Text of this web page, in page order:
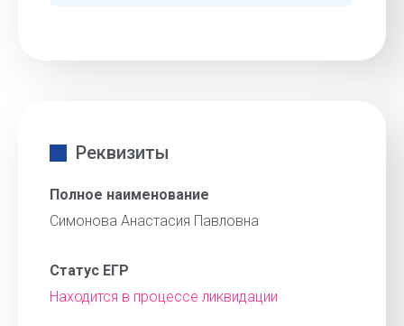
Реквизиты
Полное наименование
Симонова Анастасия Павловна
Статус ЕГР
Находится в процессе ликвидации